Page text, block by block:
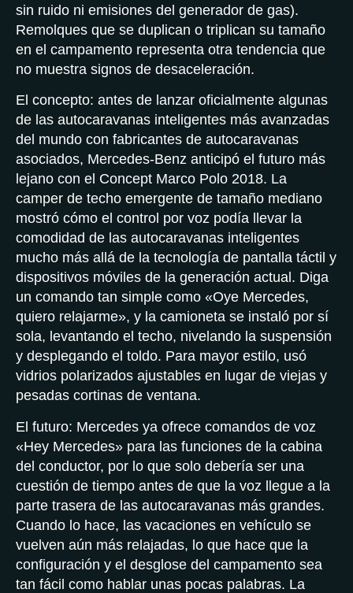
sin ruido ni emisiones del generador de gas).
Remolques que se duplican o triplican su tamaño
en el campamento representa otra tendencia que
no muestra signos de desaceleración.
El concepto: antes de lanzar oficialmente algunas
de las autocaravanas inteligentes más avanzadas
del mundo con fabricantes de autocaravanas
asociados, Mercedes-Benz anticipó el futuro más
lejano con el Concept Marco Polo 2018. La
camper de techo emergente de tamaño mediano
mostró cómo el control por voz podía llevar la
comodidad de las autocaravanas inteligentes
mucho más allá de la tecnología de pantalla táctil y
dispositivos móviles de la generación actual. Diga
un comando tan simple como «Oye Mercedes,
quiero relajarme», y la camioneta se instaló por sí
sola, levantando el techo, nivelando la suspensión
y desplegando el toldo. Para mayor estilo, usó
vidrios polarizados ajustables en lugar de viejas y
pesadas cortinas de ventana.
El futuro: Mercedes ya ofrece comandos de voz
«Hey Mercedes» para las funciones de la cabina
del conductor, por lo que solo debería ser una
cuestión de tiempo antes de que la voz llegue a la
parte trasera de las autocaravanas más grandes.
Cuando lo hace, las vacaciones en vehículo se
vuelven aún más relajadas, lo que hace que la
configuración y el desglose del campamento sea
tan fácil como hablar unas pocas palabras. La